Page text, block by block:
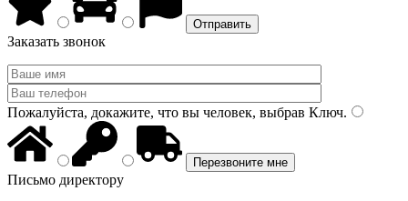
Заказать звонок
Пожалуйста, докажите, что вы человек, выбрав Ключ.
Письмо директору